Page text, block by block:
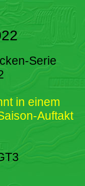
Serie
in einem
Auftakt